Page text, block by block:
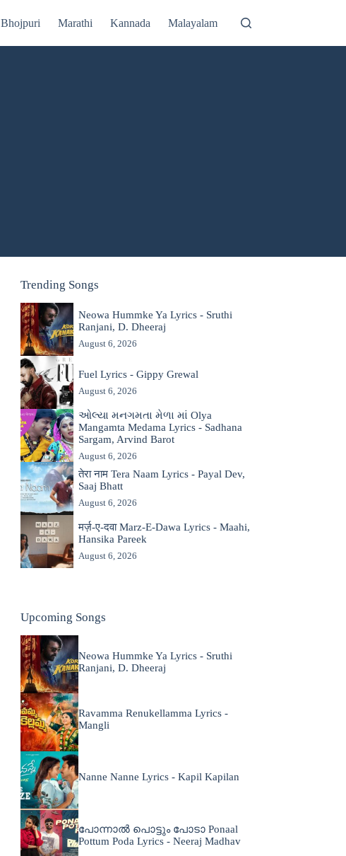
Bhojpuri Marathi Kannada Malayalam
Trending Songs
Neowa Hummke Ya Lyrics - Sruthi
Ranjani, D. Dheeraj
August 6, 2026
Fuel Lyrics - Gippy Grewal
August 6, 2026
ઓલ્યા મનગમતા મેળા માં Olya
Mangamta Medama Lyrics - Sadhana
Sargam, Arvind Barot
August 6, 2026
तेरा नाम Tera Naam Lyrics - Payal Dev,
Saaj Bhatt
August 6, 2026
मर्ज़-ए-दवा Marz-E-Dawa Lyrics - Maahi,
Hansika Pareek
August 6, 2026
Upcoming Songs
Neowa Hummke Ya Lyrics - Sruthi
Ranjani, D. Dheeraj
Ravamma Renukellamma Lyrics -
Mangli
Nanne Nanne Lyrics - Kapil Kapilan
പോന്നാൽ പൊട്ടും പോടാ Ponaal
Pottum Poda Lyrics - Neeraj Madhav